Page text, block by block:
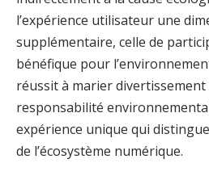
l’expérience utilisateur une
supplémentaire, celle de
bénéfique pour
réussit à marier
responsabilité
expérience unique qui
de l’écosystème numérique.